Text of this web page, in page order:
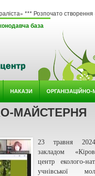
створення
база
НАКАЗИ
МАЙСТЕРНЯ
23 травня
закладом
центр еколого-
учнівської